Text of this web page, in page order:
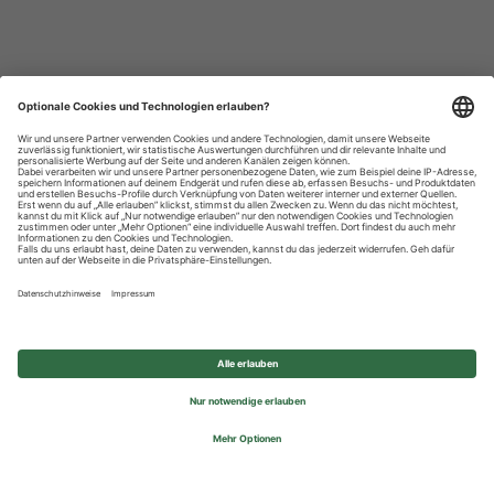
Datenschutzhinweise
Impressum
Privatsphäre-Einstellungen
© 2026 REWE Group - All rights reserved